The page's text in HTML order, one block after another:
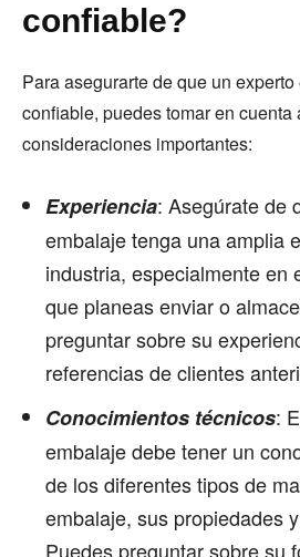
confiable?
Para asegurarte de que un
confiable, puedes tomar en cuenta
consideraciones importantes:
Experiencia: Asegúrate de
embalaje tenga una amplia
industria, especialmente en
que planeas enviar o
preguntar sobre su
referencias de clientes
Conocimientos técnicos:
embalaje debe tener un
de los diferentes tipos de
embalaje, sus propiedades
Puedes preguntar sobre su